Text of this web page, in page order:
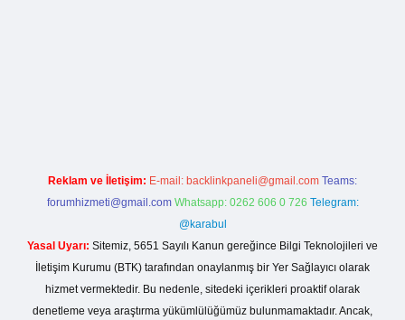
Reklam ve İletişim: E-mail: backlinkpaneli@gmail.com Teams:
forumhizmeti@gmail.com Whatsapp: 0262 606 0 726 Telegram:
@karabul
Yasal Uyarı: Sitemiz, 5651 Sayılı Kanun gereğince Bilgi Teknolojileri ve
İletişim Kurumu (BTK) tarafından onaylanmış bir Yer Sağlayıcı olarak
hizmet vermektedir. Bu nedenle, sitedeki içerikleri proaktif olarak
denetleme veya araştırma yükümlülüğümüz bulunmamaktadır. Ancak,